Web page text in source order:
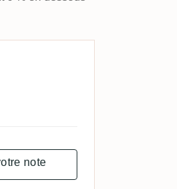
note